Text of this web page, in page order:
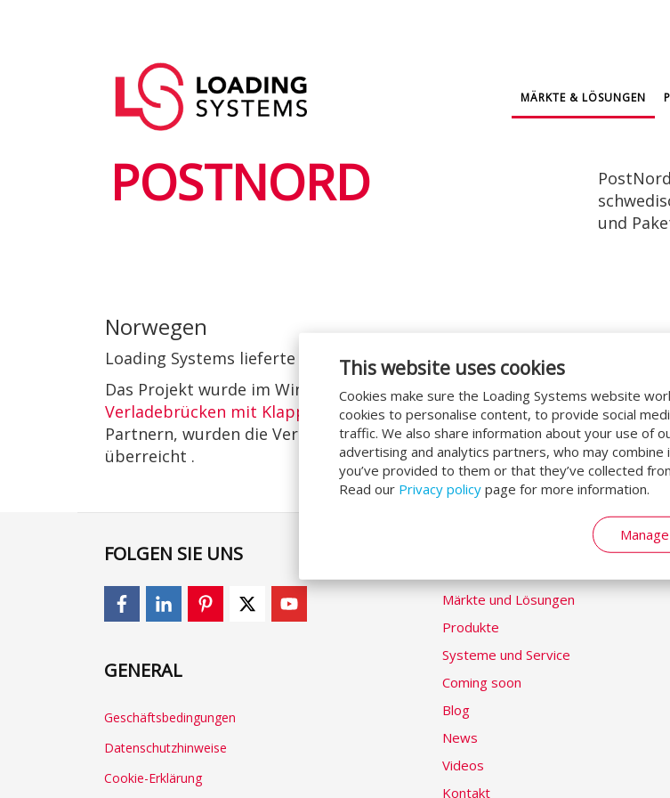
This website uses cookies
Cookies make sure the Loading Systems website
cookies to personalise content, to provide social
traffic. We also share information about your use of
advertising and analytics partners, who may
you’ve provided to them or that they’ve collected
Read our Privacy policy page for more information.
User
account
menu
Hauptnavigation
MÄRKTE & LÖSUNGEN
POSTNORD
und
Norwegen
Loading Systems lieferte beeindruckende 144 Dockprojekte an
Das Projekt wurde im Winter realisiert und besteht aus einem
Verladebrücken mit Klapplippe,Ladehäusernundaufblasbaren
Partnern, wurden die Verladeeinheiten dem Nutzer des Gebäudes
überreicht .
FOLGEN SIE UNS
GENERAL
Geschäftsbedingungen
Datenschutzhinweise
Cookie-Erklärung
LOADING SYSTEMS
Märkte und Lösungen
Produkte
Systeme und Service
Coming soon
Blog
News
Videos
Kontakt